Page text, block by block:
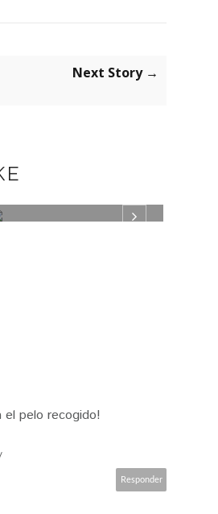
Next Story →
pelo recogido!
Responder